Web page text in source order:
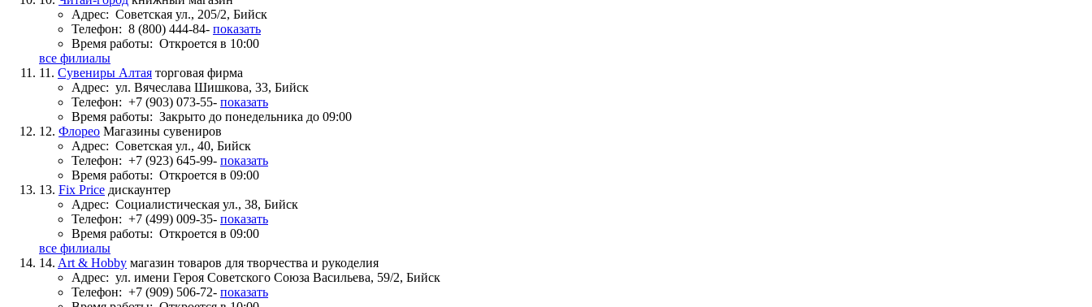
Адрес: Советская ул., 205/2, Бийск
Телефон: 8 (800) 444-84- показать
Время работы: Откроется в 10:00
все филиалы
11. Сувениры Алтая торговая фирма
Адрес: ул. Вячеслава Шишкова, 33, Бийск
Телефон: +7 (903) 073-55- показать
Время работы: Закрыто до понедельника до 09:00
12. Флорео Магазины сувениров
Адрес: Советская ул., 40, Бийск
Телефон: +7 (923) 645-99- показать
Время работы: Откроется в 09:00
13. Fix Price дискаунтер
Адрес: Социалистическая ул., 38, Бийск
Телефон: +7 (499) 009-35- показать
Время работы: Откроется в 09:00
все филиалы
14. Art & Hobby магазин товаров для творчества и рукоделия
Адрес: ул. имени Героя Советского Союза Васильева, 59/2, Бийск
Телефон: +7 (909) 506-72- показать